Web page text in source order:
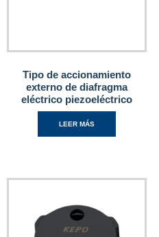
Tipo de accionamiento
externo de diafragma
eléctrico piezoeléctrico
LEER MÁS